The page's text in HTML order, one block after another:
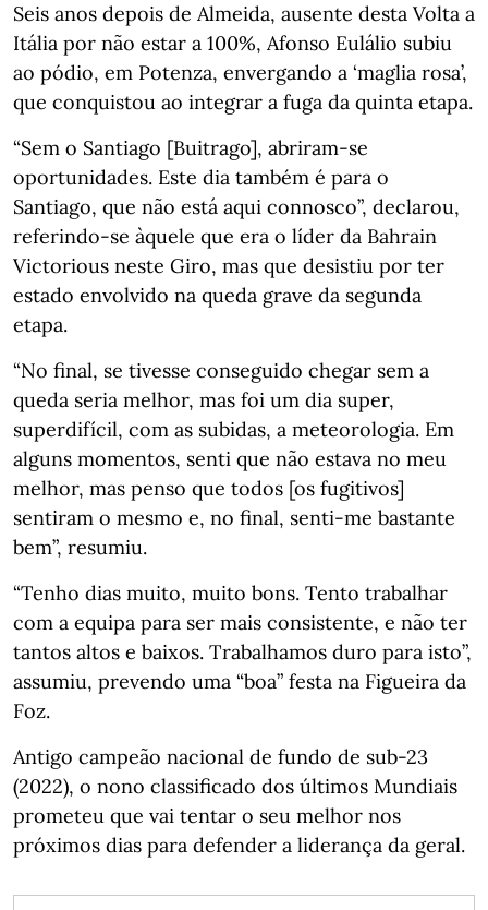
Seis anos depois de Almeida, ausente desta Volta a
Itália por não estar a 100%, Afonso Eulálio subiu
ao pódio, em Potenza, envergando a ‘maglia rosa’,
que conquistou ao integrar a fuga da quinta etapa.
“Sem o Santiago [Buitrago], abriram-se
oportunidades. Este dia também é para o
Santiago, que não está aqui connosco”, declarou,
referindo-se àquele que era o líder da Bahrain
Victorious neste Giro, mas que desistiu por ter
estado envolvido na queda grave da segunda
etapa.
“No final, se tivesse conseguido chegar sem a
queda seria melhor, mas foi um dia super,
superdifícil, com as subidas, a meteorologia. Em
alguns momentos, senti que não estava no meu
melhor, mas penso que todos [os fugitivos]
sentiram o mesmo e, no final, senti-me bastante
bem”, resumiu.
“Tenho dias muito, muito bons. Tento trabalhar
com a equipa para ser mais consistente, e não ter
tantos altos e baixos. Trabalhamos duro para isto”,
assumiu, prevendo uma “boa” festa na Figueira da
Foz.
Antigo campeão nacional de fundo de sub-23
(2022), o nono classificado dos últimos Mundiais
prometeu que vai tentar o seu melhor nos
próximos dias para defender a liderança da geral.